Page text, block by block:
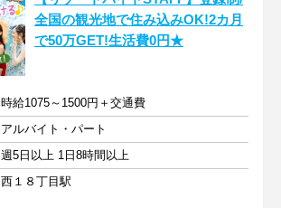
全国の観光地で住み込みOK!2カ月
で50万GET!生活費0円★
時給1075～1500円＋交通費
アルバイト・パート
週5日以上 1日8時間以上
西１８丁目駅